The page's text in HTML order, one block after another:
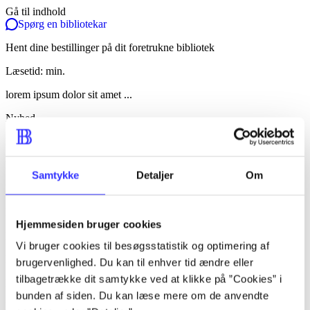
Samtykke Detaljer Om
Hjemmesiden bruger cookies
Vi bruger cookies til besøgsstatistik og optimering af
brugervenlighed. Du kan til enhver tid ændre eller
tilbagetrække dit samtykke ved at klikke på ”Cookies” i
bunden af siden. Du kan læse mere om de anvendte
Gå til indhold
Spørg en bibliotekar
Hent dine bestillinger på dit foretrukne bibliotek
Læsetid: min.
lorem ipsum dolor sit amet ...
Nyhed
lorem ipsum dolor sit amet ...
lorem ipsum dolor sit amet ...
lorem ipsum dolor sit amet ...
lorem ipsum dolor sit amet ...